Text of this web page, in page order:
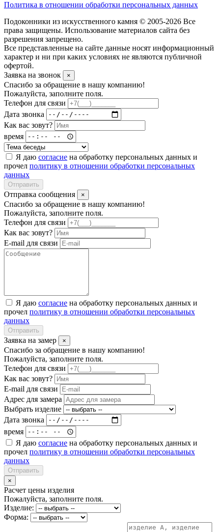
Политика в отношении обработки персональных данных
Подоконники из искусственного камня © 2005-2026 Все
права защищены. Использование материалов сайта без
разрешения запрещено.
Все представленные на сайте данные носят информационный
характер и ни при каких условиях не являются публичной
офертой.
Заявка на звонок
×
Спасибо за обращение в нашу компанию!
Пожалуйста, заполните поля.
Телефон для связи
Дата звонка
Как вас зовут?
время
Я даю согласие на обработку персональных данных и
прочел политику в отношении обработки персональных
данных
Отправить
Отправка сообщения ×
Спасибо за обращение в нашу компанию!
Пожалуйста, заполните поля.
Телефон для связи
Как вас зовут?
E-mail для связи
Я даю согласие на обработку персональных данных и
прочел политику в отношении обработки персональных
данных
Отправить
Заявка на замер ×
Спасибо за обращение в нашу компанию!
Пожалуйста, заполните поля.
Телефон для связи
Как вас зовут?
E-mail для связи
Адрес для замера
Выбрать изделие
Дата звонка
время
Я даю согласие на обработку персональных данных и
прочел политику в отношении обработки персональных
данных
Отправить
×
Расчет цены изделия
Пожалуйста, заполните поля.
Изделие:
Форма: